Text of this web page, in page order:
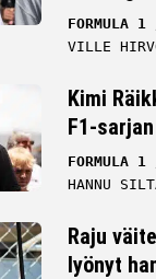
FORMULA 1
VILLE
Kimi
F1-
FORMULA 1
HANNU
Raju
lyönyt